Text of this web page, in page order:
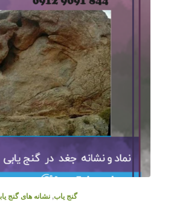
گنج یاب,نشانه های گنج